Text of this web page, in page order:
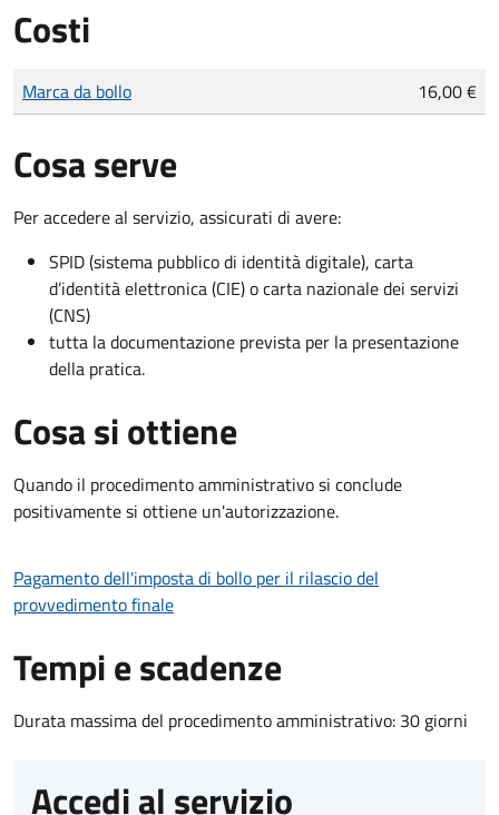
Costi
Tipo di pagamento
Importo
Marca da bollo 16,00 €
Cosa serve
Per accedere al servizio, assicurati di avere:
SPID (sistema pubblico di identità digitale), carta
d’identità elettronica (CIE) o carta nazionale dei servizi
(CNS)
tutta la documentazione prevista per la presentazione
della pratica.
Cosa si ottiene
Quando il procedimento amministrativo si conclude
positivamente si ottiene un'autorizzazione.
Pagamento dell'imposta di bollo per il rilascio del
provvedimento finale
Tempi e scadenze
Durata massima del procedimento amministrativo: 30 giorni
Accedi al servizio